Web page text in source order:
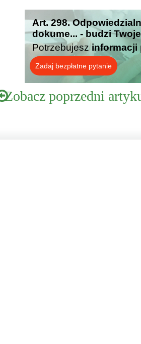
Art. 298.
dokume... - budzi
Potrzebujesz informacji
Zadaj bezpłatne pytanie
Zobacz poprzedni